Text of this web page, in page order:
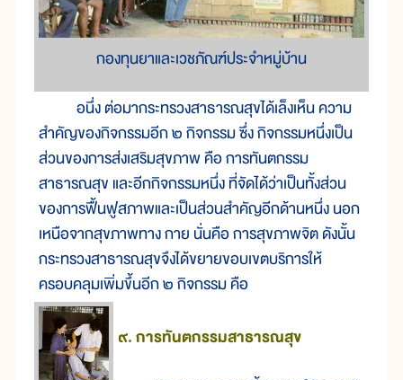
กองทุนยาและเวชภัณฑ์ประจำหมู่บ้าน
อนึ่ง ต่อมากระทรวงสาธารณสุขได้เล็งเห็น ความ
สำคัญของกิจกรรมอีก ๒ กิจกรรม ซึ่ง กิจกรรมหนึ่งเป็น
ส่วนของการส่งเสริมสุขภาพ คือ การทันตกรรม
สาธารณสุข และอีกกิจกรรมหนึ่ง ที่จัดได้ว่าเป็นทั้งส่วน
ของการฟื้นฟูสภาพและเป็นส่วนสำคัญอีกด้านหนึ่ง นอก
เหนือจากสุขภาพทาง กาย นั่นคือ การสุขภาพจิต ดังนั้น
กระทรวงสาธารณสุขจึงได้ขยายขอบเขตบริการให้
ครอบคลุมเพิ่มขึ้นอีก ๒ กิจกรรม คือ
๙. การทันตกรรมสาธารณสุข